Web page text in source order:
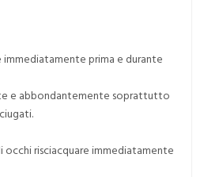
prima e durante
e abbondantemente soprattutto
risciacquare immediatamente